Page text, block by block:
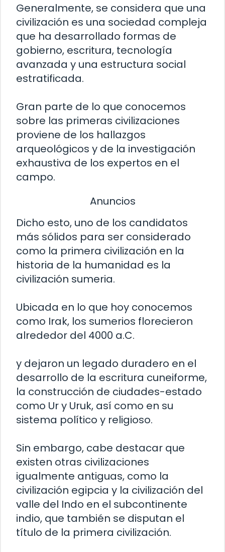
Generalmente, se considera que una
civilización es una sociedad compleja
que ha desarrollado formas de
gobierno, escritura, tecnología
avanzada y una estructura social
estratificada.
Gran parte de lo que conocemos
sobre las primeras civilizaciones
proviene de los hallazgos
arqueológicos y de la investigación
exhaustiva de los expertos en el
campo.
Anuncios
Dicho esto, uno de los candidatos
más sólidos para ser considerado
como la primera civilización en la
historia de la humanidad es la
civilización sumeria.
Ubicada en lo que hoy conocemos
como Irak, los sumerios florecieron
alrededor del 4000 a.C.
y dejaron un legado duradero en el
desarrollo de la escritura cuneiforme,
la construcción de ciudades-estado
como Ur y Uruk, así como en su
sistema político y religioso.
Sin embargo, cabe destacar que
existen otras civilizaciones
igualmente antiguas, como la
civilización egipcia y la civilización del
valle del Indo en el subcontinente
indio, que también se disputan el
título de la primera civilización.